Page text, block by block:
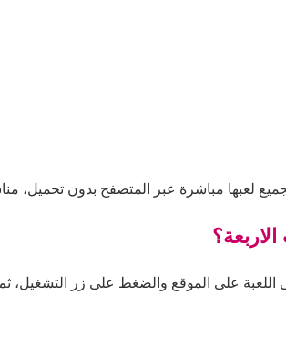
لعبها مباشرة عبر المتصفح بدون تحميل،
اللعبة على الموقع والضغط على زر التشغيل، ثم